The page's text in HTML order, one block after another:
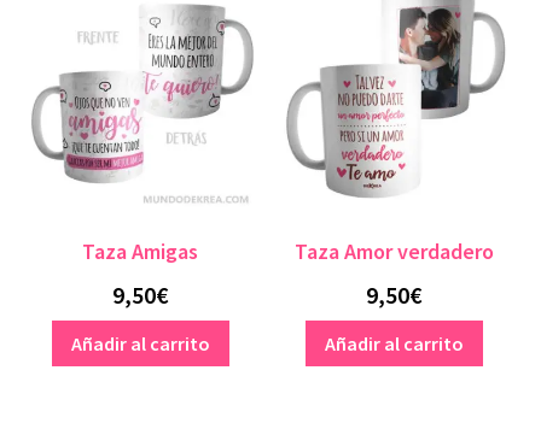
Taza Amigas
9,50€
Añadir al carrito
Taza Amor verdadero
9,50€
Añadir al carrito